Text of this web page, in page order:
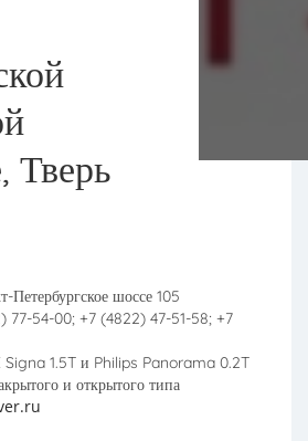
Тверь
Петербургское шоссе 105
77-54-00; +7 (4822) 47-51-58; +7
Signa 1.5T и Philips Panorama 0.2T
и открытого типа